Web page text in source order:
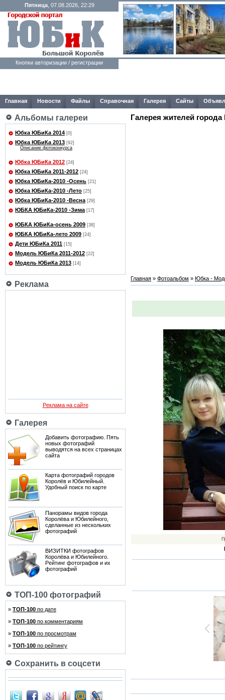
Пятница, 07.08.2026, 22:29
Кнопки авторизации / регистрации
Главная Новости Файлы Справочная Галерея Сайты
Альбомы галереи
Юбка ЮБиКа 2014 [0]
Юбка ЮБиКа 2013 [92]
Описание фотоконкурса
Юбка ЮБиКа 2012 [24]
Юбка ЮБиКа 2011-2012 [24]
Юбка ЮБиКа-2010 -Осень [21]
Юбка ЮБиКа-2010 -Лето [25]
Юбка ЮБиКа-2010 -Весна [29]
ЮБКА ЮБиКа-2010 -Зима [17]
ЮБКА ЮБиКа-осень 2009 [38]
ЮБКА ЮБиКа-лето 2009 [24]
Дети ЮБиКа 2011 [15]
Модель ЮБиКа 2011-2012 [22]
Модель ЮБиКа 2013 [14]
Реклама
Реклама на сайте
Галерея
Добавить фотографию. Пять
новых фотографий
выводятся на всех страницах
сайта
Карта фотографий городов
Королёв и Юбилейный.
Удобный поиск по карте
Панорамы видов города
Королёва и Юбилейного,
сделанные из нескольких
фотографий
ВИЗИТКИ фотографов
Королёва и Юбилейного.
Рейтинг фотографов и их
фотографий
ТОП-100 фотографий
» ТОП-100 по дате
» ТОП-100 по комментариям
» ТОП-100 по просмотрам
» ТОП-100 по рейтингу
Сохранить в соцсети
Галерея жителей города
Главная » Фотоальбом » Юбка -